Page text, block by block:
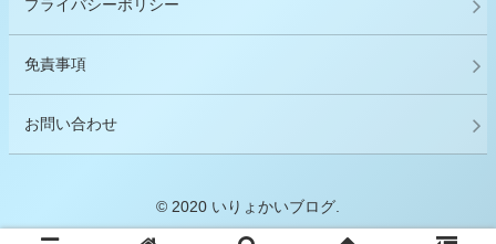
プライバシーポリシー
免責事項
お問い合わせ
© 2020 いりょかいブログ.